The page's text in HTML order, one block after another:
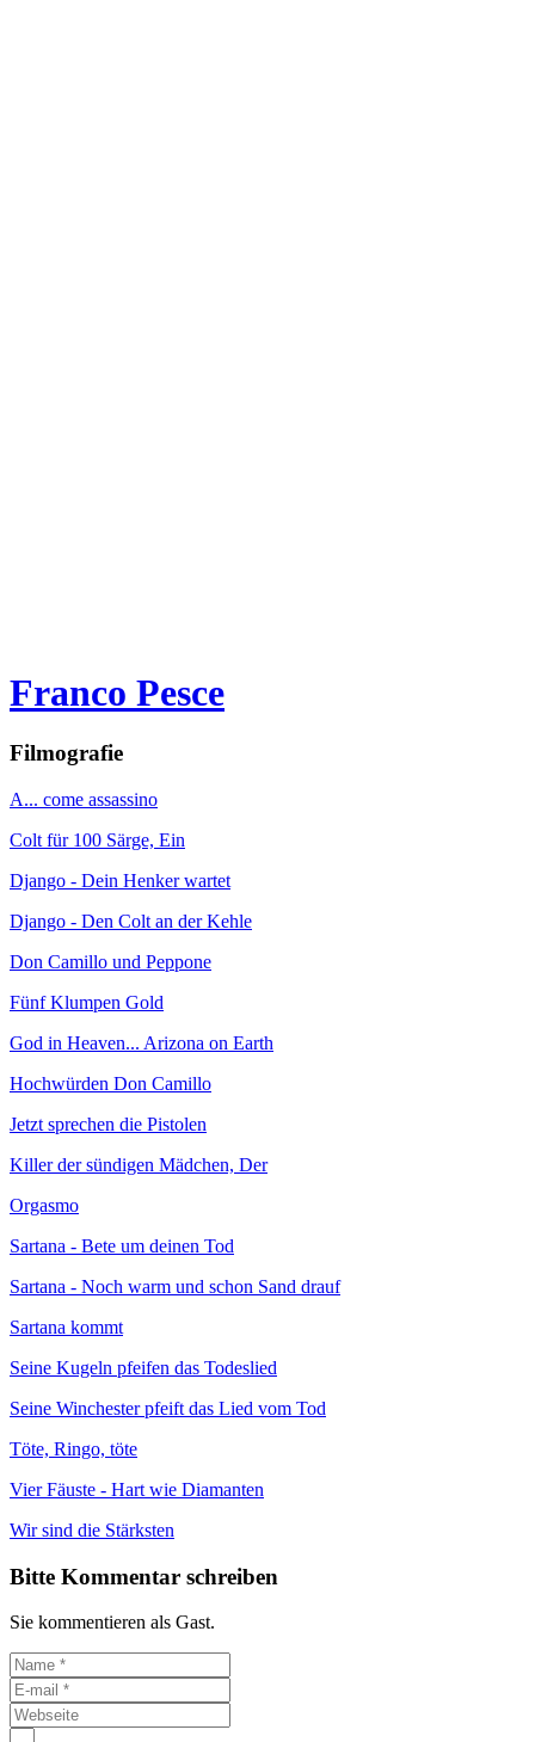
Franco Pesce
Filmografie
A... come assassino
Colt für 100 Särge, Ein
Django - Dein Henker wartet
Django - Den Colt an der Kehle
Don Camillo und Peppone
Fünf Klumpen Gold
God in Heaven... Arizona on Earth
Hochwürden Don Camillo
Jetzt sprechen die Pistolen
Killer der sündigen Mädchen, Der
Orgasmo
Sartana - Bete um deinen Tod
Sartana - Noch warm und schon Sand drauf
Sartana kommt
Seine Kugeln pfeifen das Todeslied
Seine Winchester pfeift das Lied vom Tod
Töte, Ringo, töte
Vier Fäuste - Hart wie Diamanten
Wir sind die Stärksten
Bitte Kommentar schreiben
Sie kommentieren als Gast.